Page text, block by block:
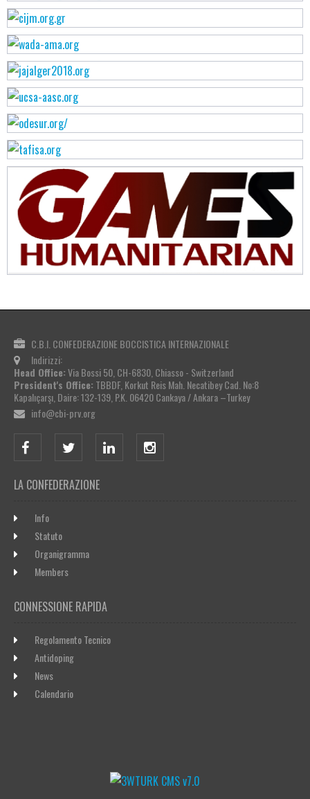
C.B.I. CONFEDERAZIONE BOCCISTICA INTERNAZIONALE
Indirizzi:
Head Office:Via Bossi 50, CH-6830, Chiasso - Switzerland
President's Office: TBBDF, Korkut Reis Mah. Necatibey Cad. No:8
Kapalıçarşı, Daire: 132-139, P.K. 06420 Cankaya / Ankara –Turkey
info@cbi-prv.org
LA CONFEDERAZIONE
Info
Statuto
Organigramma
Members
CONNESSIONE RAPIDA
Regolamento Tecnico
Antidoping
News
Calendario